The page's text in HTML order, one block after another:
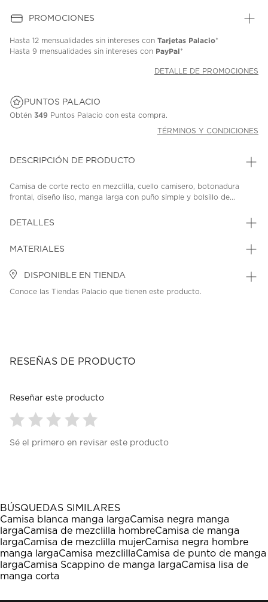
PROMOCIONES
Hasta 12 mensualidades sin intereses con Tarjetas Palacio*
Hasta 9 mensualidades sin intereses con PayPal*
DETALLE DE PROMOCIONES
PUNTOS PALACIO
Obtén 349 Puntos Palacio con esta compra.
TÉRMINOS Y CONDICIONES
DESCRIPCIÓN DE PRODUCTO
Camisa de corte recto en mezclilla, cuello camisero, botonadura
frontal, diseño liso, manga larga con puño simple y bolsillo de...
DETALLES
MATERIALES
DISPONIBLE EN TIENDA
Conoce las Tiendas Palacio que tienen este producto.
RESEÑAS DE PRODUCTO
Reseñar este producto
para
1
estrella
Esta
acción
abrirá
el
formulario
de
para
estrellas.
Esta
acción
abrirá
el
formulario
de
para
estrellas.
Esta
acción
abrirá
el
formulario
de
para
estrellas.
Esta
acción
abrirá
el
formulario
para
estrellas.
Esta
acción
abrirá
el
formulario
Sé el primero en revisar este producto
BÚSQUEDAS SIMILARES
Camisa blanca manga largaCamisa negra manga
largaCamisa de mezclilla hombreCamisa de manga
largaCamisa de mezclilla mujerCamisa negra hombre
manga largaCamisa mezclillaCamisa de punto de manga
largaCamisa Scappino de manga largaCamisa lisa de
manga corta